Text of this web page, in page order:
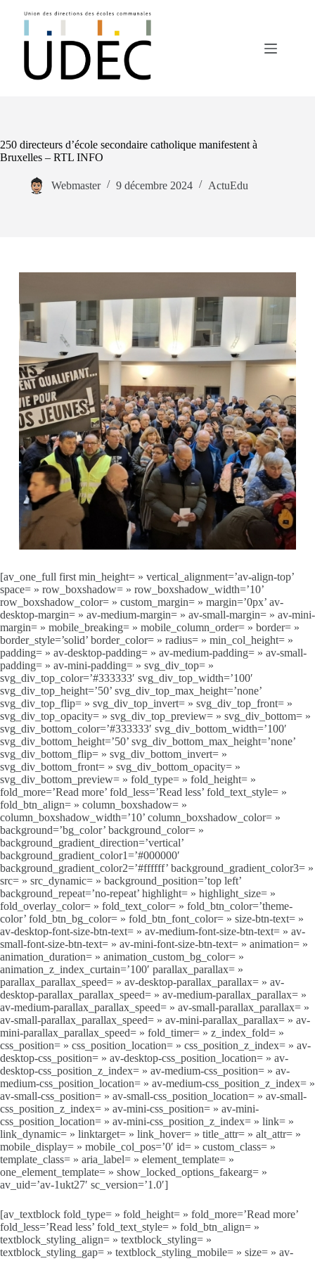
250 directeurs d’école secondaire catholique manifestent à
Bruxelles – RTL INFO
Webmaster 9 décembre 2024 ActuEdu
[av_one_full first min_height= » vertical_alignment=’av-align-top’
space= » row_boxshadow= » row_boxshadow_width=’10’
row_boxshadow_color= » custom_margin= » margin=’0px’ av-
desktop-margin= » av-medium-margin= » av-small-margin= » av-mini-
margin= » mobile_breaking= » mobile_column_order= » border= »
border_style=’solid’ border_color= » radius= » min_col_height= »
padding= » av-desktop-padding= » av-medium-padding= » av-small-
padding= » av-mini-padding= » svg_div_top= »
svg_div_top_color=’#333333′ svg_div_top_width=’100′
svg_div_top_height=’50’ svg_div_top_max_height=’none’
svg_div_top_flip= » svg_div_top_invert= » svg_div_top_front= »
svg_div_top_opacity= » svg_div_top_preview= » svg_div_bottom= »
svg_div_bottom_color=’#333333′ svg_div_bottom_width=’100′
svg_div_bottom_height=’50’ svg_div_bottom_max_height=’none’
svg_div_bottom_flip= » svg_div_bottom_invert= »
svg_div_bottom_front= » svg_div_bottom_opacity= »
svg_div_bottom_preview= » fold_type= » fold_height= »
fold_more=’Read more’ fold_less=’Read less’ fold_text_style= »
fold_btn_align= » column_boxshadow= »
column_boxshadow_width=’10’ column_boxshadow_color= »
background=’bg_color’ background_color= »
background_gradient_direction=’vertical’
background_gradient_color1=’#000000′
background_gradient_color2=’#ffffff’ background_gradient_color3= »
src= » src_dynamic= » background_position=’top left’
background_repeat=’no-repeat’ highlight= » highlight_size= »
fold_overlay_color= » fold_text_color= » fold_btn_color=’theme-
color’ fold_btn_bg_color= » fold_btn_font_color= » size-btn-text= »
av-desktop-font-size-btn-text= » av-medium-font-size-btn-text= » av-
small-font-size-btn-text= » av-mini-font-size-btn-text= » animation= »
animation_duration= » animation_custom_bg_color= »
animation_z_index_curtain=’100′ parallax_parallax= »
parallax_parallax_speed= » av-desktop-parallax_parallax= » av-
desktop-parallax_parallax_speed= » av-medium-parallax_parallax= »
av-medium-parallax_parallax_speed= » av-small-parallax_parallax= »
av-small-parallax_parallax_speed= » av-mini-parallax_parallax= » av-
mini-parallax_parallax_speed= » fold_timer= » z_index_fold= »
css_position= » css_position_location= » css_position_z_index= » av-
desktop-css_position= » av-desktop-css_position_location= » av-
desktop-css_position_z_index= » av-medium-css_position= » av-
medium-css_position_location= » av-medium-css_position_z_index= »
av-small-css_position= » av-small-css_position_location= » av-small-
css_position_z_index= » av-mini-css_position= » av-mini-
css_position_location= » av-mini-css_position_z_index= » link= »
link_dynamic= » linktarget= » link_hover= » title_attr= » alt_attr= »
mobile_display= » mobile_col_pos=’0′ id= » custom_class= »
template_class= » aria_label= » element_template= »
one_element_template= » show_locked_options_fakearg= »
av_uid=’av-1ukt27′ sc_version=’1.0′]
[av_textblock fold_type= » fold_height= » fold_more=’Read more’
fold_less=’Read less’ fold_text_style= » fold_btn_align= »
textblock_styling_align= » textblock_styling= »
textblock_styling_gap= » textblock_styling_mobile= » size= » av-